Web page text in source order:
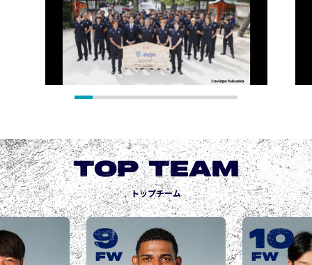
TOP TEAM
トップチーム
9
FW
10
FW